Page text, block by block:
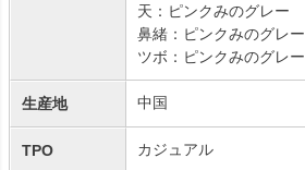
天：ピンクみのグレー
鼻緒：ピンクみのグレー
ツボ：ピンクみのグレー
生産地 中国
TPO カジュアル